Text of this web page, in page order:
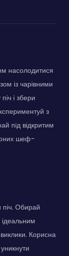
насолодитися
із чарівними
і збери
з
під відкритим
юних шеф-
Обирай
ідеальним
Корисна